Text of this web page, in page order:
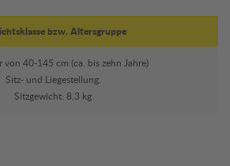
bzw. Altersgruppe
von 40-145 cm (ca. bis zehn Jahre)
Sitz- und Liegestellung.
Sitzgewicht: 8,3 kg